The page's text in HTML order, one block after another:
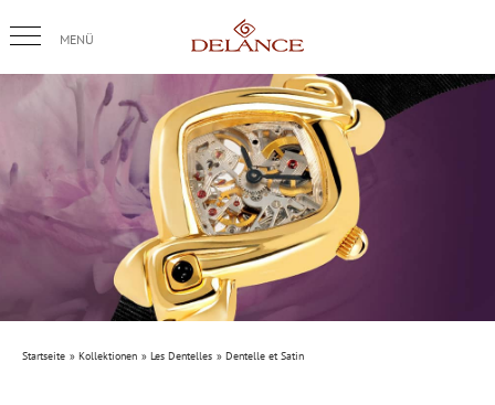
to
content
Startseite Kollektionen Les Dentelles Dentelle et Satin